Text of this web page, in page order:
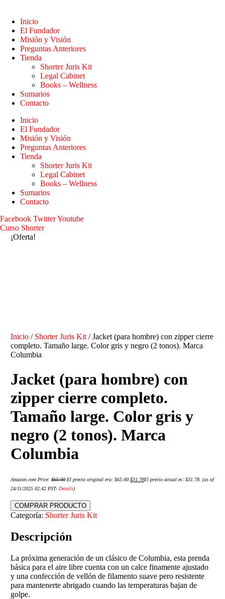
Inicio
El Fundador
Misión y Visión
Preguntas Anteriores
Tienda
Shorter Juris Kit
Legal Cabinet
Books – Wellness
Sumarios
Contacto
Inicio
El Fundador
Misión y Visión
Preguntas Anteriores
Tienda
Shorter Juris Kit
Legal Cabinet
Books – Wellness
Sumarios
Contacto
Facebook TwitterYoutube
Curso Shorter
¡Oferta!
Inicio / Shorter Juris Kit / Jacket (para hombre) con zipper cierre
completo. Tamaño large. Color gris y negro (2 tonos). Marca
Columbia
Jacket (para hombre) con
zipper cierre completo.
Tamaño large. Color gris y
negro (2 tonos). Marca
Columbia
Amazon.com Price:$65.00 El precio original era: $65.00.$31.78El precio actual es: $31.78. (as of
24/11/2025 02:42 PST- Details)
COMPRAR PRODUCTO
Categoría: Shorter Juris Kit
Descripción
La próxima generación de un clásico de Columbia, esta prenda
básica para el aire libre cuenta con un calce finamente ajustado
y una confección de vellón de filamento suave pero resistente
para mantenerte abrigado cuando las temperaturas bajan de
golpe.